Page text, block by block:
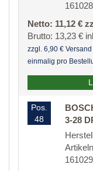
Netto: 11,12 €
Brutto: 13,23 €
zzgl. 6,90 €
einmalig pro
Pos.
48
3-28